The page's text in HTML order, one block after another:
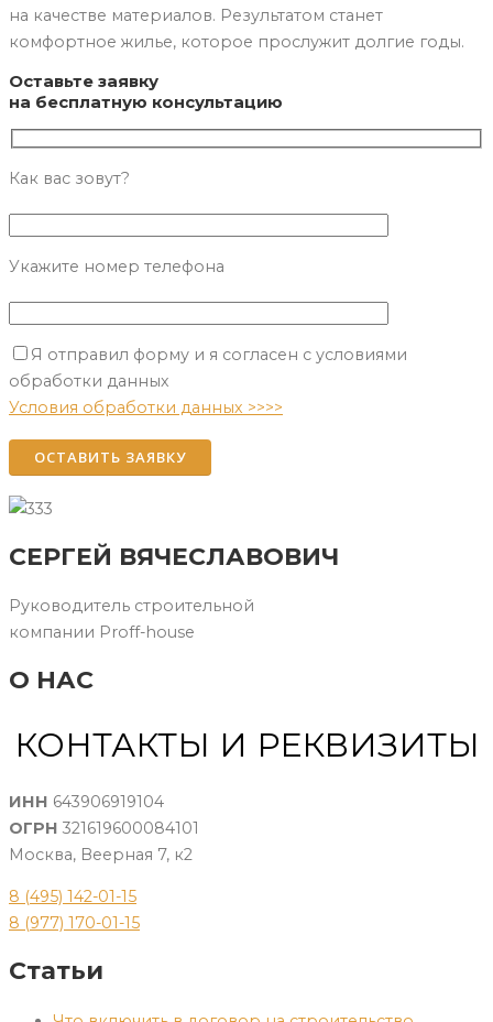
на качестве материалов. Результатом станет
комфортное жилье, которое прослужит долгие годы.
Оставьте заявку
на бесплатную консультацию
Как вас зовут?
Укажите номер телефона
Please leave this field empty.
Я отправил форму и я согласен с условиями
обработки данных
Условия обработки данных >>>>
СЕРГЕЙ ВЯЧЕСЛАВОВИЧ
Руководитель строительной
компании Proff-house
О НАС
КОНТАКТЫ И РЕКВИЗИТЫ
ИНН 643906919104
ОГРН 321619600084101
Москва, Веерная 7, к2
8 (495) 142-01-15
8 (977) 170-01-15
Статьи